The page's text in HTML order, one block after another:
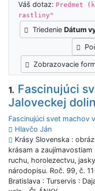
Váš dotaz: Predmet
rastliny"
Triedenie Dátum
Zobrazovacie
1. Fascinujúci
Jaloveckej
Fascinujúci svet machov
Hlavčo Ján
Krásy Slovenska :
krásam a
ruchu, horolezectvu,
národopisu. Roč. 99, č.
Bratislava : Turservis :